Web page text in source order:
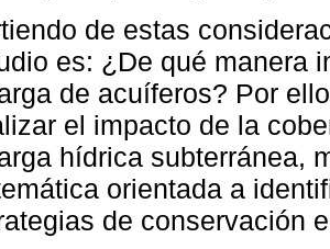
de estas
es: ¿De qué manera
de acuíferos? Por
el impacto de la
hídrica subterránea,
orientada a
de conservación